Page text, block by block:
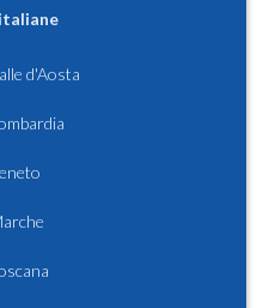
d'Aosta